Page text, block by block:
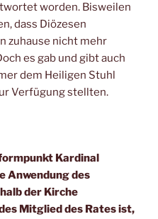
worden. Bisweilen
dass Diözesen
zuhause nicht mehr
es gab und gibt auch
dem Heiligen Stuhl
Verfügung stellten.
Kardinal
Anwendung des
der Kirche
Mitglied des Rates ist,